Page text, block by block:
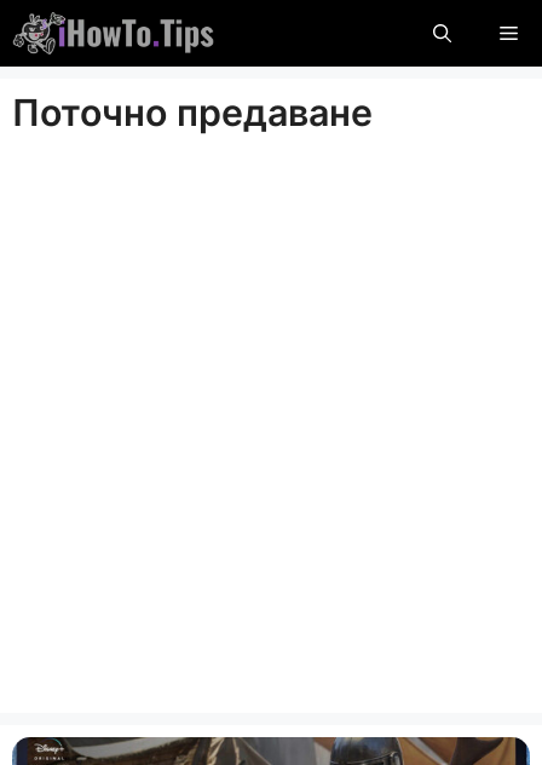
Пропуснете
до
съдържание
Поточно предаване